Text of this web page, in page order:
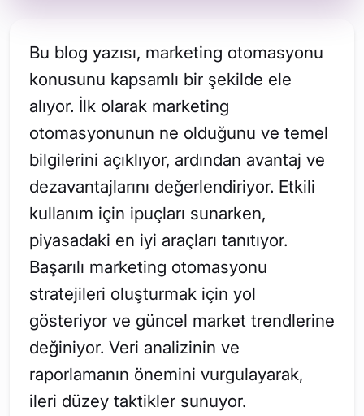
Bu blog yazısı, marketing otomasyonu
konusunu kapsamlı bir şekilde ele
alıyor. İlk olarak marketing
otomasyonunun ne olduğunu ve temel
bilgilerini açıklıyor, ardından avantaj ve
dezavantajlarını değerlendiriyor. Etkili
kullanım için ipuçları sunarken,
piyasadaki en iyi araçları tanıtıyor.
Başarılı marketing otomasyonu
stratejileri oluşturmak için yol
gösteriyor ve güncel market trendlerine
değiniyor. Veri analizinin ve
raporlamanın önemini vurgulayarak,
ileri düzey taktikler sunuyor.